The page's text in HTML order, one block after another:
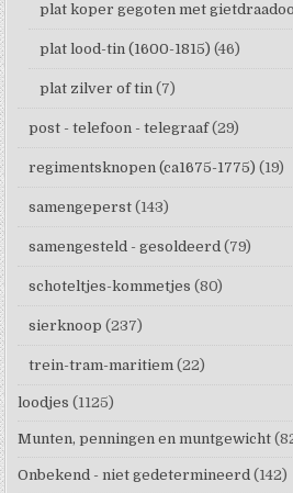
plat koper gegoten met
plat lood-tin (1600-1815) (46)
plat zilver of tin (7)
post - telefoon - telegraaf (29)
regimentsknopen (ca1675-1775) (19)
samengeperst (143)
samengesteld - gesoldeerd (79)
schoteltjes-kommetjes (80)
sierknoop (237)
trein-tram-maritiem (22)
loodjes (1125)
Munten, penningen en muntgewicht
Onbekend - niet gedetermineerd (142)